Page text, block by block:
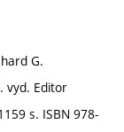
G.
vyd. Editor
s. ISBN 978-